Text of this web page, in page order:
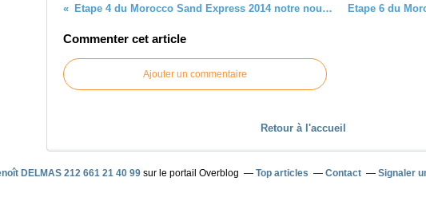
Etape 4 du Morocco Sand Express 2014 notre nouveau rallye raid au maroc
Commenter cet article
Ajouter un commentaire
Retour à l'accueil
DELMAS 212 661 21 40 99 sur le portail Overblog Top articles Contact Signaler